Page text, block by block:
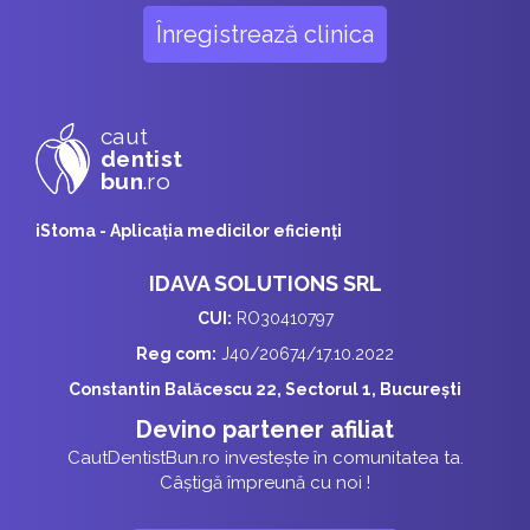
Înregistrează clinica
caut
dentist
bun.ro
iStoma - Aplicaţia medicilor eficienţi
IDAVA SOLUTIONS SRL
CUI: RO30410797
Reg com: J40/20674/17.10.2022
Constantin Balăcescu 22, Sectorul 1, București
Devino partener afiliat
CautDentistBun.ro investește în comunitatea ta.
Câștigă împreună cu noi !